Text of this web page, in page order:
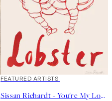
40%*
FEATURED ARTISTS
Sissan Richardt - You're My Lobster Poster